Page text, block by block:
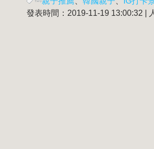
發表時間：2019-11-19 13:00:32 |